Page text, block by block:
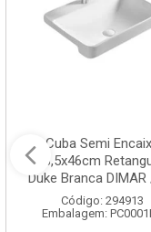
Cuba Semi
58,5x46cm
Duke Branca DIMAR
Código: 294913
Embalagem: